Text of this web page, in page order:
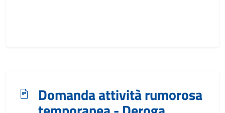
Domanda attività rumorosa